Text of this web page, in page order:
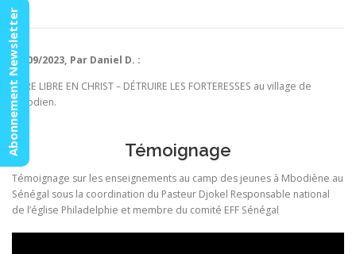
08/09/2023, Par Daniel D. :
VIVRE LIBRE EN CHRIST – DÉTRUIRE LES FORTERESSES au village de
Mbodien.
Témoignage
Témoignage sur les enseignements au camp des jeunes à Mbodiène au
Sénégal sous la coordination du Pasteur Djokel Responsable national
de l’église Philadelphie et membre du comité EFF Sénégal
Abonnement Newsletter